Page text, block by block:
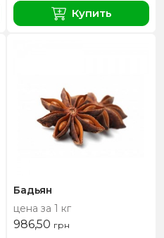
Купить
Бадьян
цена за 1 кг
986,50 грн